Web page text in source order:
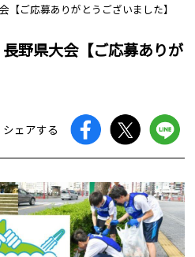
【ご応募ありがとうございました】
野県大会【ご応募ありが
シェアする